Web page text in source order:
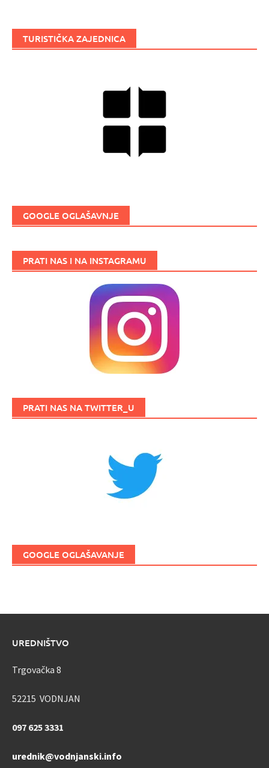
TURISTIČKA ZAJEDNICA
GOOGLE OGLAŠAVNJE
PRATI NAS I NA INSTAGRAMU
PRATI NAS NA TWITTER_U
GOOGLE OGLAŠAVANJE
UREDNIŠTVO
Trgovačka 8
52215 VODNJAN
097 625 3331
urednik@vodnjanski.info